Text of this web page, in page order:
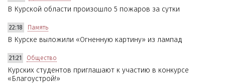
В Курской области произошло 5 пожаров за сутки
22:18 Память
В Курске выложили «Огненную картину» из лампад
21:21 Общество
Курских студентов приглашают к участию в конкурсе
«Благоустрой!»